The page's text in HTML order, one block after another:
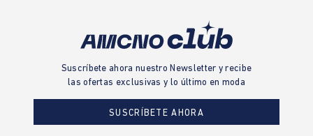
Suscríbete ahora nuestro Newsletter y recibe
las ofertas exclusivas y lo último en moda
SUSCRÍBETE AHORA